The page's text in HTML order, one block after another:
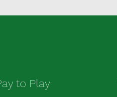
to Play